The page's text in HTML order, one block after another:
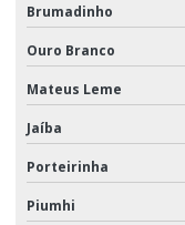
Brumadinho
Ouro Branco
Mateus Leme
Jaíba
Porteirinha
Piumhi